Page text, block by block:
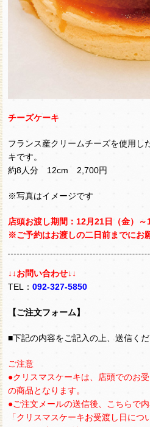
チーズケーキ
フランス産クリームチーズを使用し
キです。
約8人分 12cm 2,700円
※写真はイメージです
店頭お渡し期間：12月21日（金）～
※ご予約はお渡しの二日前までにお
↓↓お問い合わせ↓↓
TEL：092-327-5850
【ご注文フォーム】
■下記の内容をご記入の上、送信くだ
ご注意
●クリスマスケーキは、店頭でのお
の商品となります。
●ご注文メールの送信後、こちらで
「クリスマスケーキお受渡し日に